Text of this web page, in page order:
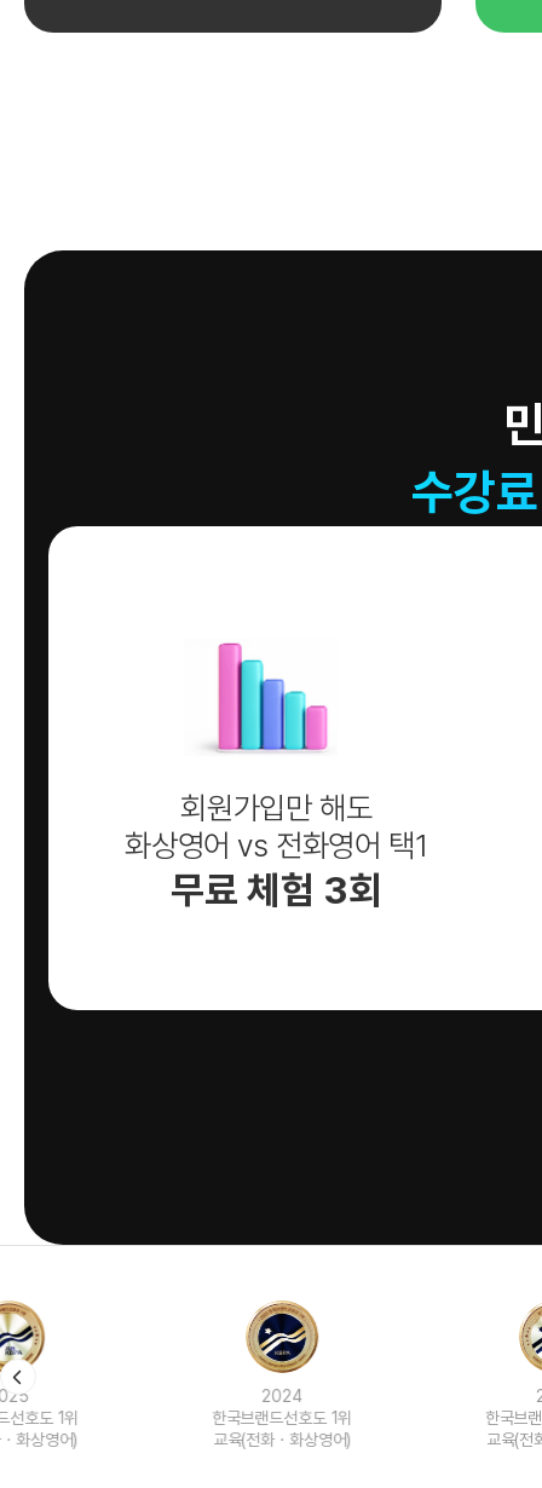
수강
회원가입만 해도
화상영어 vs 전화영어 택1
무료 체험 3회
한국브랜드선호도 1위
교육(전화ㆍ화상영어)
한국브랜드선호도 1위
교육(전화ㆍ화상영어)